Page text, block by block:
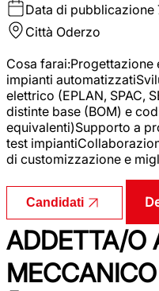
Data di pubblicazione
Città Oderzo
Cosa
impianti
elettrico (EPLAN, SPAC,
distinte base (BOM) e
equivalenti)Supporto a
test
di customizzazione e
Candidati
ADDETTA/O
MECCANICO